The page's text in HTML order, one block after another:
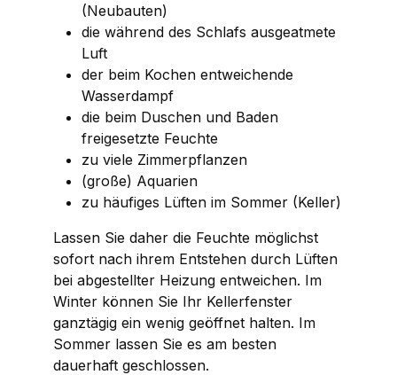
(Neubauten)
die während des Schlafs ausgeatmete
Luft
der beim Kochen entweichende
Wasserdampf
die beim Duschen und Baden
freigesetzte Feuchte
zu viele Zimmerpflanzen
(große) Aquarien
zu häufiges Lüften im Sommer (Keller)
Lassen Sie daher die Feuchte möglichst
sofort nach ihrem Entstehen durch Lüften
bei abgestellter Heizung entweichen. Im
Winter können Sie Ihr Kellerfenster
ganztägig ein wenig geöffnet halten. Im
Sommer lassen Sie es am besten
dauerhaft geschlossen.